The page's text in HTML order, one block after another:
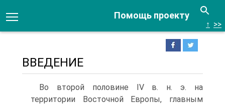
Помощь проекту
↑ >>
ВВЕДЕНИЕ
Во второй половине IV в. н. э. на
территории Восточной Европы, главным